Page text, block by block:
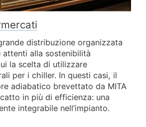
distribuzione organizzata
attenti alla sostenibilità
la scelta di utilizzare
per i chiller. In questi casi, il
adiabatico brevettato da MITA
in più di efficienza: una
integrabile nell’impianto.